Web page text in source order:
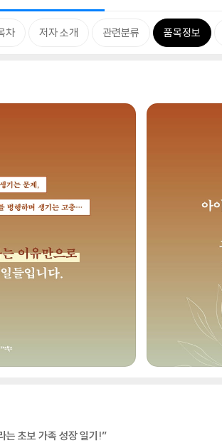
차 저자 소개 관련분류 품목정보
는 초보 가족 성장 일기!”